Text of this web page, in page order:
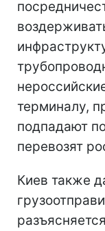
терминалу,
подпадают
перевозят
Киев также